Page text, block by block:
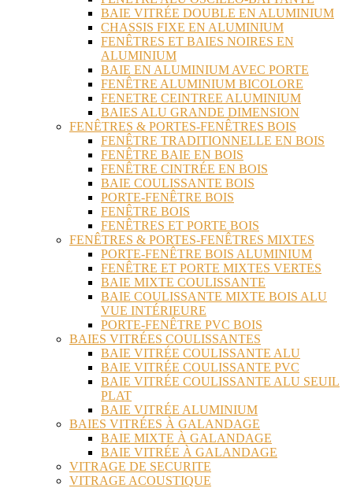
BAIE VITRÉE DOUBLE EN ALUMINIUM
CHASSIS FIXE EN ALUMINIUM
FENÊTRES ET BAIES NOIRES EN
ALUMINIUM
BAIE EN ALUMINIUM AVEC PORTE
FENÊTRE ALUMINIUM BICOLORE
FENETRE CEINTREE ALUMINIUM
BAIES ALU GRANDE DIMENSION
FENÊTRES & PORTES-FENÊTRES BOIS
FENÊTRE TRADITIONNELLE EN BOIS
FENÊTRE BAIE EN BOIS
FENÊTRE CINTRÉE EN BOIS
BAIE COULISSANTE BOIS
PORTE-FENÊTRE BOIS
FENÊTRE BOIS
FENÊTRES ET PORTE BOIS
FENÊTRES & PORTES-FENÊTRES MIXTES
PORTE-FENÊTRE BOIS ALUMINIUM
FENÊTRE ET PORTE MIXTES VERTES
BAIE MIXTE COULISSANTE
BAIE COULISSANTE MIXTE BOIS ALU
VUE INTÉRIEURE
PORTE-FENÊTRE PVC BOIS
BAIES VITRÉES COULISSANTES
BAIE VITRÉE COULISSANTE ALU
BAIE VITRÉE COULISSANTE PVC
BAIE VITRÉE COULISSANTE ALU SEUIL
PLAT
BAIE VITRÉE ALUMINIUM
BAIES VITRÉES À GALANDAGE
BAIE MIXTE À GALANDAGE
BAIE VITRÉE À GALANDAGE
VITRAGE DE SECURITE
VITRAGE ACOUSTIQUE